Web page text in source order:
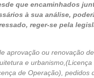
que encaminhados
à sua análise,
reger-se pela
aprovação ou renovação
e
de Operação), pedidos